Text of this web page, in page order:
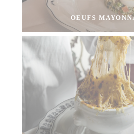
OEUFS